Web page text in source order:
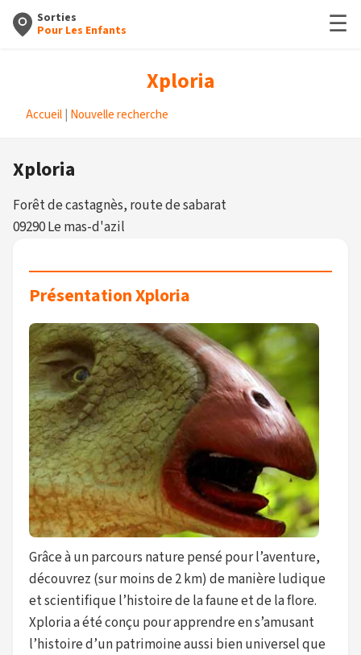
Sorties
Pour Les Enfants
☰
Xploria
Accueil Nouvelle recherche
Xploria
Forêt de castagnès, route de sabarat
09290 Le mas-d'azil
Présentation Xploria
Grâce à un parcours nature pensé pour l’aventure,
découvrez (sur moins de 2 km) de manière ludique
et scientifique l’histoire de la faune et de la flore.
Xploria a été conçu pour apprendre en s’amusant
l’histoire d’un patrimoine aussi bien universel que